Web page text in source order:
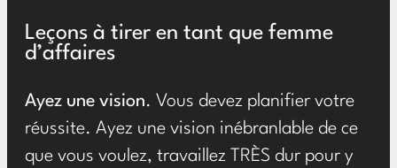
Leçons à tirer en tant que femme
d’affaires
Ayez une vision. Vous devez planifier votre
réussite. Ayez une vision inébranlable de ce
que vous voulez, travaillez TRÈS dur pour y